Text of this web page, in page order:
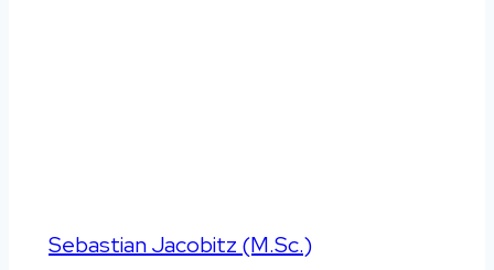
Sebastian Jacobitz (M.Sc.)